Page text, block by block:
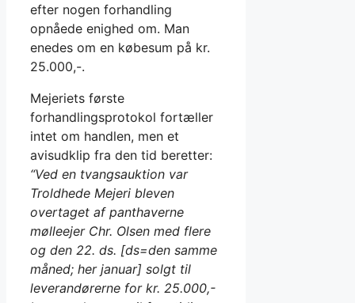
efter nogen forhandling
opnåede enighed om. Man
enedes om en købesum på kr.
25.000,-.
Mejeriets første
forhandlingsprotokol fortæller
intet om handlen, men et
avisudklip fra den tid beretter:
“Ved en tvangsauktion var
Troldhede Mejeri bleven
overtaget af panthaverne
mølleejer Chr. Olsen med flere
og den 22. ds. [ds=den samme
måned; her januar] solgt til
leverandørerne for kr. 25.000,-